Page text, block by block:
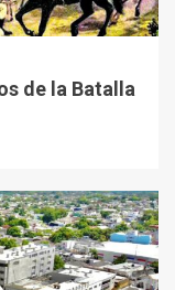
de la Batalla